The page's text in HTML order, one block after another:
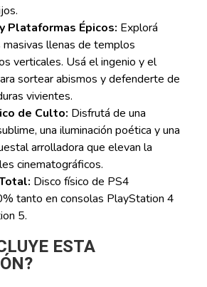
Plataformas Épicos: Explorá
masivas llenas de templos
verticales. Usá el ingenio y el
sortear abismos y defenderte de
vivientes.
de Culto: Disfrutá de una
una iluminación poética y una
arrolladora que elevan la
cinematográficos.
Disco físico de PS4
tanto en consolas PlayStation 4
5.
ESTA